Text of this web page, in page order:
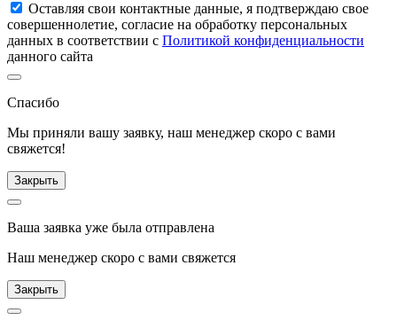
Оставляя свои контактные данные, я подтверждаю свое
совершеннолетие, согласие на обработку персональных
данных в соответствии с Политикой конфиденциальности
данного сайта
Спасибо
Мы приняли вашу заявку, наш менеджер скоро с вами
свяжется!
Закрыть
Ваша заявка уже была отправлена
Наш менеджер скоро с вами свяжется
Закрыть